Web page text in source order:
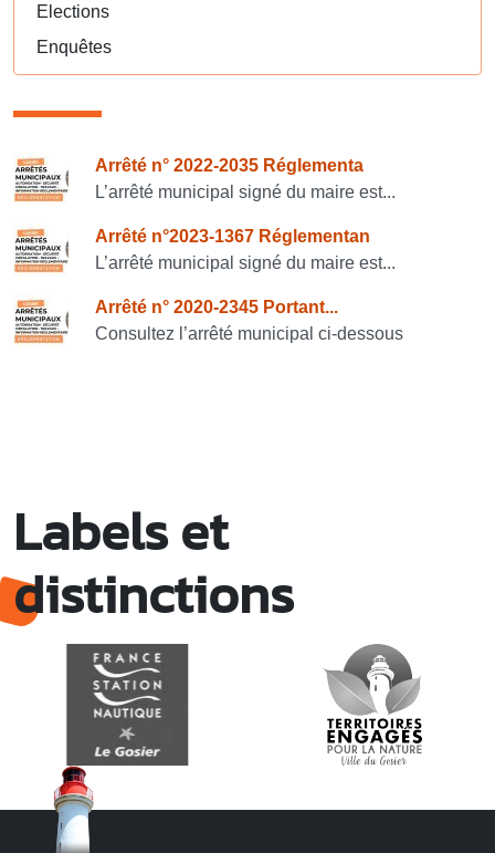
Elections
Enquêtes
Consulter également
Arrêté n° 2022-2035 Réglementa
L’arrêté municipal signé du maire est...
Arrêté n°2023-1367 Réglementan
L’arrêté municipal signé du maire est...
Arrêté n° 2020-2345 Portant...
Consultez l’arrêté municipal ci-dessous
Labels et
distinctions